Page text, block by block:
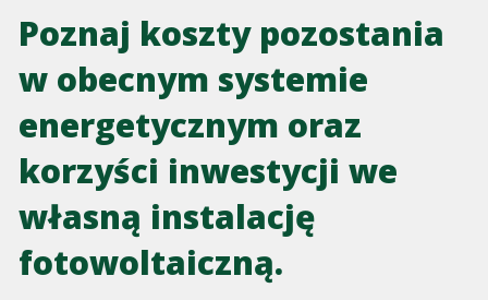
Poznaj koszty pozostania
w obecnym systemie
energetycznym oraz
korzyści inwestycji we
własną instalację
fotowoltaiczną.